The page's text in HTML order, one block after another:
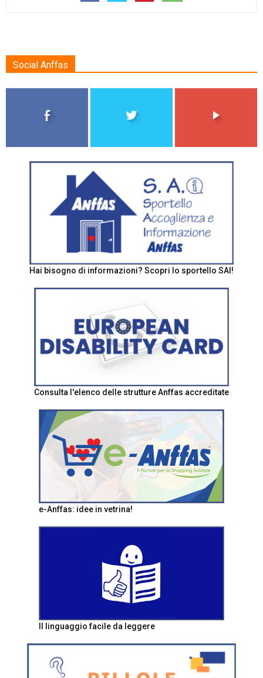
Social Anffas
Hai bisogno di informazioni? Scopri lo sportello SAI!
Consulta l'elenco delle strutture Anffas accreditate
e-Anffas: idee in vetrina!
Il linguaggio facile da leggere